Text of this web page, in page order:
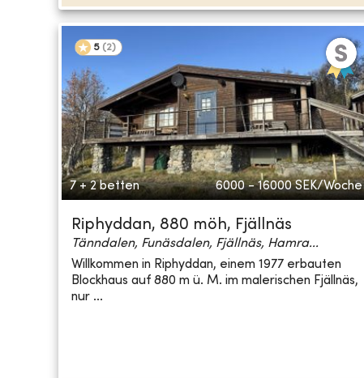
5 (2)
7 + 2 betten 6000 - 16000 SEK/Woche
Riphyddan, 880 möh, Fjällnäs
Tänndalen, Funäsdalen, Fjällnäs, Hamra...
Willkommen in Riphyddan, einem 1977 erbauten
Blockhaus auf 880 m ü. M. im malerischen Fjällnäs,
nur ...